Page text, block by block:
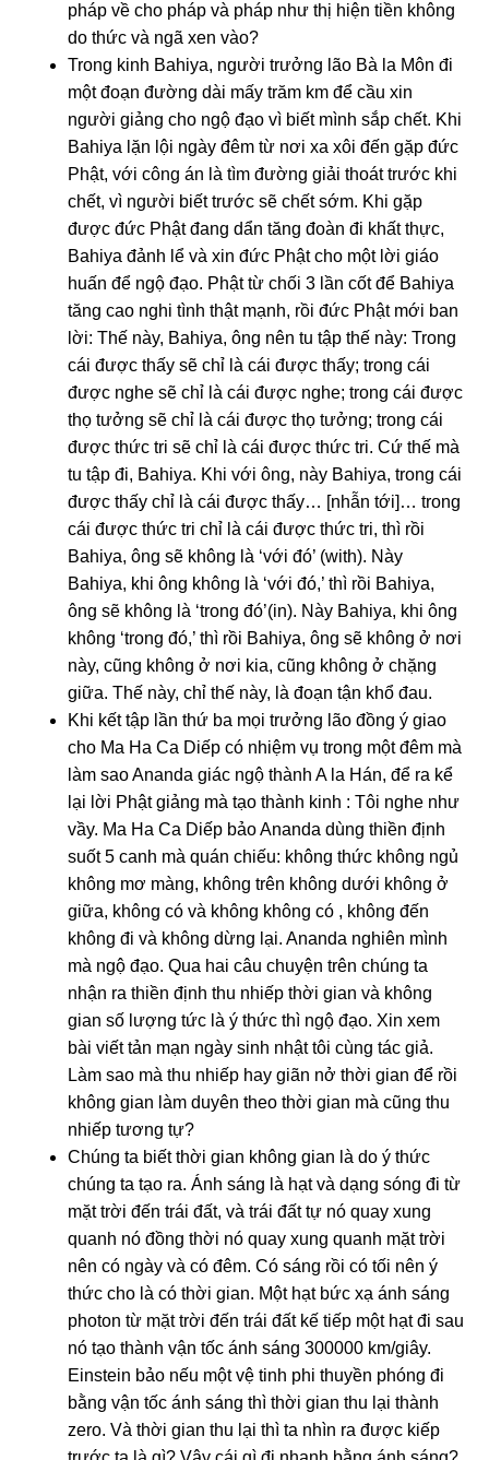
pháp về cho pháp và pháp như thị hiện tiền không
do thức và ngã xen vào?
Trong kinh Bahiya, người trưởng lão Bà la Môn đi
một đoạn đường dài mấy trăm km để cầu xin
người giảng cho ngộ đạo vì biết mình sắp chết. Khi
Bahiya lặn lội ngày đêm từ nơi xa xôi đến gặp đức
Phật, với công án là tìm đường giải thoát trước khi
chết, vì người biết trước sẽ chết sớm. Khi gặp
được đức Phật đang dẩn tăng đoàn đi khất thực,
Bahiya đảnh lể và xin đức Phật cho một lời giáo
huấn để ngộ đạo. Phật từ chối 3 lần cốt để Bahiya
tăng cao nghi tình thật mạnh, rồi đức Phật mới ban
lời: Thế này, Bahiya, ông nên tu tập thế này: Trong
cái được thấy sẽ chỉ là cái được thấy; trong cái
được nghe sẽ chỉ là cái được nghe; trong cái được
thọ tưởng sẽ chỉ là cái được thọ tưởng; trong cái
được thức tri sẽ chỉ là cái được thức tri. Cứ thế mà
tu tập đi, Bahiya. Khi với ông, này Bahiya, trong cái
được thấy chỉ là cái được thấy… [nhẫn tới]… trong
cái được thức tri chỉ là cái được thức tri, thì rồi
Bahiya, ông sẽ không là ‘với đó’ (with). Này
Bahiya, khi ông không là ‘với đó,’ thì rồi Bahiya,
ông sẽ không là ‘trong đó’(in). Này Bahiya, khi ông
không ‘trong đó,’ thì rồi Bahiya, ông sẽ không ở nơi
này, cũng không ở nơi kia, cũng không ở chặng
giữa. Thế này, chỉ thế này, là đoạn tận khổ đau.
Khi kết tập lần thứ ba mọi trưởng lão đồng ý giao
cho Ma Ha Ca Diếp có nhiệm vụ trong một đêm mà
làm sao Ananda giác ngộ thành A la Hán, để ra kể
lại lời Phật giảng mà tạo thành kinh : Tôi nghe như
vầy. Ma Ha Ca Diếp bảo Ananda dùng thiền định
suốt 5 canh mà quán chiếu: không thức không ngủ
không mơ màng, không trên không dưới không ở
giữa, không có và không không có , không đến
không đi và không dừng lại. Ananda nghiên mình
mà ngộ đạo. Qua hai câu chuyện trên chúng ta
nhận ra thiền định thu nhiếp thời gian và không
gian số lượng tức là ý thức thì ngộ đạo. Xin xem
bài viết tản mạn ngày sinh nhật tôi cùng tác giả.
Làm sao mà thu nhiếp hay giãn nở thời gian để rồi
không gian làm duyên theo thời gian mà cũng thu
nhiếp tương tự?
Chúng ta biết thời gian không gian là do ý thức
chúng ta tạo ra. Ánh sáng là hạt và dạng sóng đi từ
mặt trời đến trái đất, và trái đất tự nó quay xung
quanh nó đồng thời nó quay xung quanh mặt trời
nên có ngày và có đêm. Có sáng rồi có tối nên ý
thức cho là có thời gian. Một hạt bức xạ ánh sáng
photon từ mặt trời đến trái đất kế tiếp một hạt đi sau
nó tạo thành vận tốc ánh sáng 300000 km/giây.
Einstein bảo nếu một vệ tinh phi thuyền phóng đi
bằng vận tốc ánh sáng thì thời gian thu lại thành
zero. Và thời gian thu lại thì ta nhìn ra được kiếp